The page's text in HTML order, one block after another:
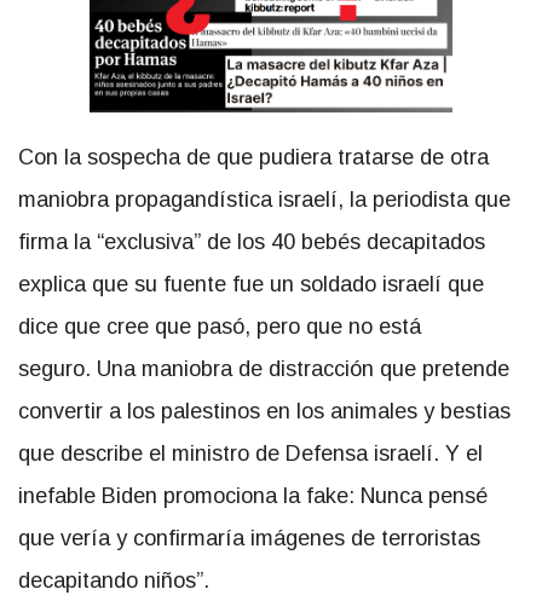
Con la sospecha de que pudiera tratarse de otra
maniobra propagandística israelí, la periodista que
firma la “exclusiva” de los 40 bebés decapitados
explica que su fuente fue un soldado israelí que
dice que cree que pasó, pero que no está
seguro. Una maniobra de distracción que pretende
convertir a los palestinos en los animales y bestias
que describe el ministro de Defensa israelí. Y el
inefable Biden promociona la fake: Nunca pensé
que vería y confirmaría imágenes de terroristas
decapitando niños”.